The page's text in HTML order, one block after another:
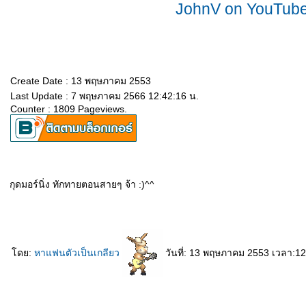
JohnV on
Create Date : 13 พฤษภาคม 2553
Last Update : 7 พฤษภาคม 2566 12:42:16 น.
Counter : 1809 Pageviews.
กุดมอร์นิ่ง ทักทายตอนสายๆ จ้า :)^^
ดย: หาแฟนตัวเป็นเกลียว วันที่: 13 พฤษภาคม 2553 เวลา